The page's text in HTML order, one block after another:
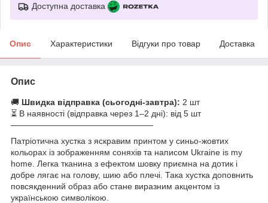
Доступна доставка
Опис Характеристики Відгуки про товар Доставка
Опис
🚚 Швидка відправка (сьогодні-завтра): 2 шт
⏳ В наявності (відправка через 1–2 дні): від 5 шт
—————————————————
Патріотична хустка з яскравим принтом у синьо-жовтих
кольорах із зображенням соняхів та написом Ukraine is my
home. Легка тканина з ефектом шовку приємна на дотик і
добре лягає на голову, шию або плечі. Така хустка доповнить
повсякденний образ або стане виразним акцентом із
українською символікою.